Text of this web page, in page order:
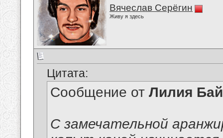
Вячеслав Серёгин
Живу я здесь
Цитата:
Сообщение от Лилия
С замечательной